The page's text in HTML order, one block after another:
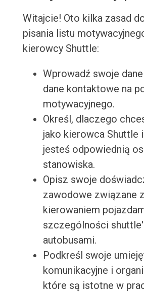
Witajcie! Oto kilka zasad
pisania listu
kierowcy Shuttle:
Wprowadź swoje
dane kontaktowe na
motywacyjnego.
Określ, dlaczego
jako kierowca Shuttle
jesteś odpowiednią
stanowiska.
Opisz swoje
zawodowe związane z
kierowaniem
szczególności
autobusami.
Podkreśl swoje
komunikacyjne i
które są istotne w